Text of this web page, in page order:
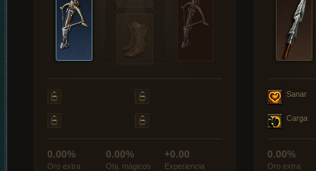
0.00%
Oro extra
0.00%
Obj. mágicos
+0.00
Experiencia
Sanar
Carga
0.00%
Oro extra